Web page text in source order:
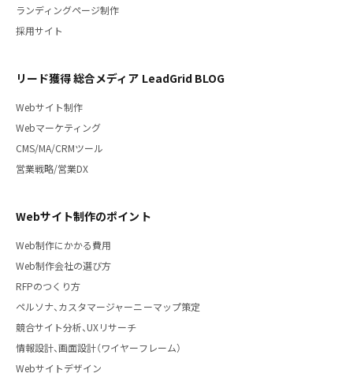
ランディングページ制作
採用サイト
リード獲得 総合メディア LeadGrid BLOG
Webサイト制作
Webマーケティング
CMS/MA/CRMツール
営業戦略/営業DX
Webサイト制作のポイント
Web制作にかかる費用
Web制作会社の選び方
RFPのつくり方
ペルソナ、カスタマージャーニーマップ策定
競合サイト分析、UXリサーチ
情報設計、画面設計（ワイヤーフレーム）
Webサイトデザイン